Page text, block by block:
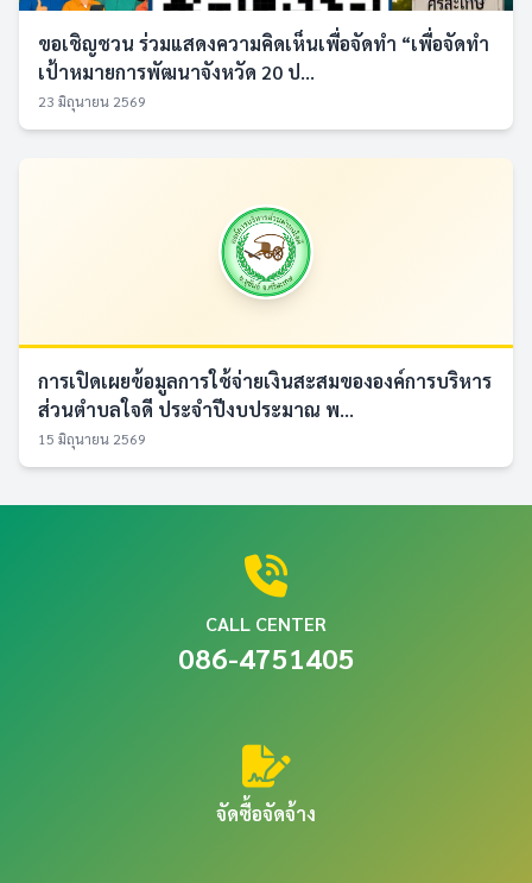
ขอเชิญชวน ร่วมแสดงความคิดเห็นเพื่อจัดทำ “เพื่อจัดทำ
เป้าหมายการพัฒนาจังหวัด 20 ป...
23 มิถุนายน 2569
การเปิดเผยข้อมูลการใช้จ่ายเงินสะสมขององค์การบริหาร
ส่วนตำบลใจดี ประจำปีงบประมาณ พ...
15 มิถุนายน 2569
CALL CENTER
086-4751405
จัดซื้อจัดจ้าง